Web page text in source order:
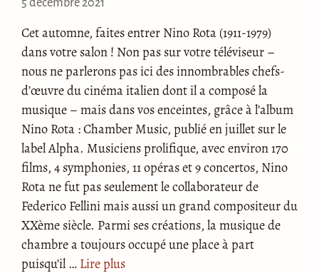
Cet automne, faites entrer Nino Rota (1911-1979)
dans votre salon ! Non pas sur votre téléviseur –
nous ne parlerons pas ici des innombrables chefs-
d’œuvre du cinéma italien dont il a composé la
musique – mais dans vos enceintes, grâce à l’album
Nino Rota : Chamber Music, publié en juillet sur le
label Alpha. Musiciens prolifique, avec environ 170
films, 4 symphonies, 11 opéras et 9 concertos, Nino
Rota ne fut pas seulement le collaborateur de
Federico Fellini mais aussi un grand compositeur du
XXème siècle. Parmi ses créations, la musique de
chambre a toujours occupé une place à part
puisqu’il … Lire plus